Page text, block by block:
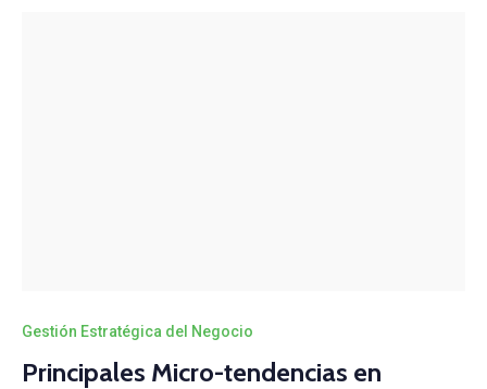
Gestión Estratégica del Negocio
Principales Micro-tendencias en